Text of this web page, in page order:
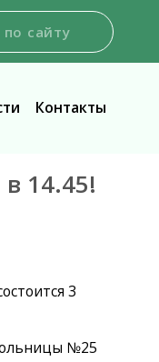
Контакты
14.45!
3
№25